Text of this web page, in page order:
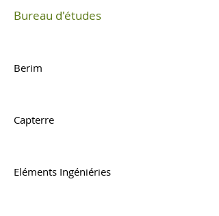
Bureau d'études
Berim
Capterre
Eléments Ingéniéries